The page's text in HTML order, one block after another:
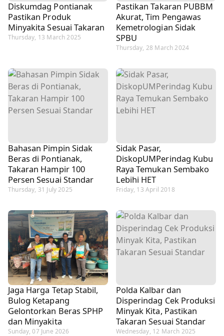
Diskumdag Pontianak
Pastikan Produk
Minyakita Sesuai Takaran
Thursday, 13 March 2025
Pastikan Takaran PUBBM
Akurat, Tim Pengawas
Kemetrologian Sidak
SPBU
Thursday, 28 March 2024
Bahasan Pimpin Sidak
Beras di Pontianak,
Takaran Hampir 100
Persen Sesuai Standar
Thursday, 31 July 2025
Sidak Pasar,
DiskopUMPerindag Kubu
Raya Temukan Sembako
Lebihi HET
Friday, 13 April 2018
Jaga Harga Tetap Stabil,
Bulog Ketapang
Gelontorkan Beras SPHP
dan Minyakita
Sunday, 07 June 2026
Polda Kalbar dan
Disperindag Cek Produksi
Minyak Kita, Pastikan
Takaran Sesuai Standar
Wednesday, 12 March 2025